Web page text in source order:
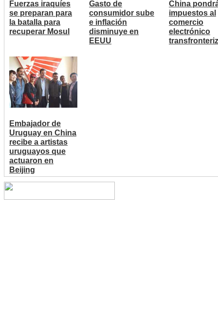
Fuerzas iraquíes
se preparan para
la batalla para
recuperar Mosul
Gasto de
consumidor sube
e inflación
disminuye en
EEUU
China
impuestos al
comercio
electrónico
Embajador de
Uruguay en China
recibe a artistas
uruguayos que
actuaron en
Beijing